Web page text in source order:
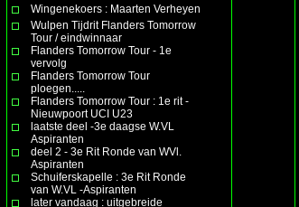
Wingenekoers : Maarten Verheyen
Wulpen Tijdrit Flanders Tomorrow
Tour / eindwinnaar
Flanders Tomorrow Tour - 1e
vervolg
Flanders Tomorrow Tour
ploegen.....
Flanders Tomorrow Tour : 1e rit -
Nieuwpoort UCI U23
laatste deel -3e daagse W.VL
Aspiranten
deel 2 - 3e Rit Ronde van WVl.
Aspiranten
Schuiferskapelle : 3e Rit Ronde
van W.VL -Aspiranten
later vandaag : uitgebreide